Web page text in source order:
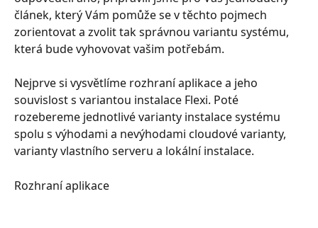
článek, který Vám pomůže se v těchto pojmech
zorientovat a zvolit tak správnou variantu systému,
která bude vyhovovat vašim potřebám.
Nejprve si vysvětlíme rozhraní aplikace a jeho
souvislost s variantou instalace Flexi. Poté
rozebereme jednotlivé varianty instalace systému
spolu s výhodami a nevýhodami cloudové varianty,
varianty vlastního serveru a lokální instalace.
Rozhraní aplikace